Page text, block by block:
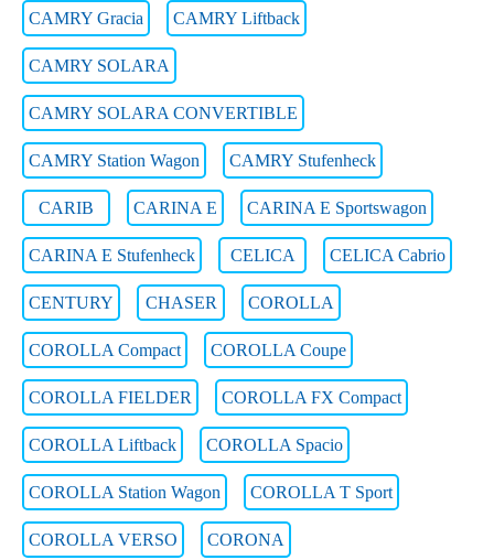
CAMRY Gracia CAMRY Liftback
CAMRY SOLARA
CAMRY SOLARA CONVERTIBLE
CAMRY Station Wagon CAMRY Stufenheck
CARIB CARINA E CARINA E Sportswagon
CARINA E Stufenheck CELICA CELICA Cabrio
CENTURY CHASER COROLLA
COROLLA Compact COROLLA Coupe
COROLLA FIELDER COROLLA FX Compact
COROLLA Liftback COROLLA Spacio
COROLLA Station Wagon COROLLA T Sport
COROLLA VERSO CORONA